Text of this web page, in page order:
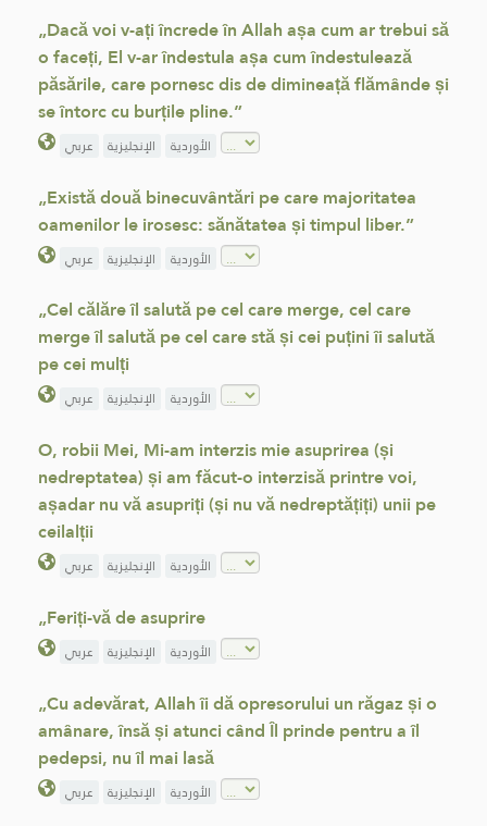
„Dacă voi v-ați încrede în Allah așa cum ar trebui să
o faceți, El v-ar îndestula așa cum îndestulează
păsările, care pornesc dis de dimineață flămânde și
se întorc cu burțile pline.”
عربي الإنجليزية الأوردية
„Există două binecuvântări pe care majoritatea
oamenilor le irosesc: sănătatea și timpul liber.”
عربي الإنجليزية الأوردية
„Cel călăre îl salută pe cel care merge, cel care
merge îl salută pe cel care stă și cei puțini îi salută
pe cei mulți
عربي الإنجليزية الأوردية
O, robii Mei, Mi-am interzis mie asuprirea (și
nedreptatea) și am făcut-o interzisă printre voi,
așadar nu vă asupriți (și nu vă nedreptățiți) unii pe
ceilalții
عربي الإنجليزية الأوردية
„Feriți-vă de asuprire
عربي الإنجليزية الأوردية
„Cu adevărat, Allah îi dă opresorului un răgaz și o
amânare, însă și atunci când Îl prinde pentru a îl
pedepsi, nu îl mai lasă
عربي الإنجليزية الأوردية